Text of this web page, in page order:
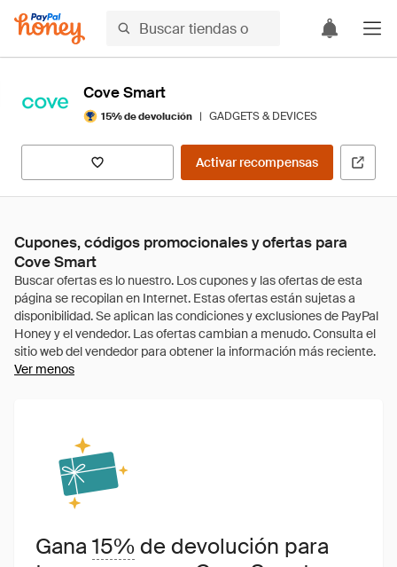
Cove Smart
15% de devolución | GADGETS & DEVICES
Activar recompensas
Cupones, códigos promocionales y ofertas para
Cove Smart
Ver menos
Gana15% de devolución para